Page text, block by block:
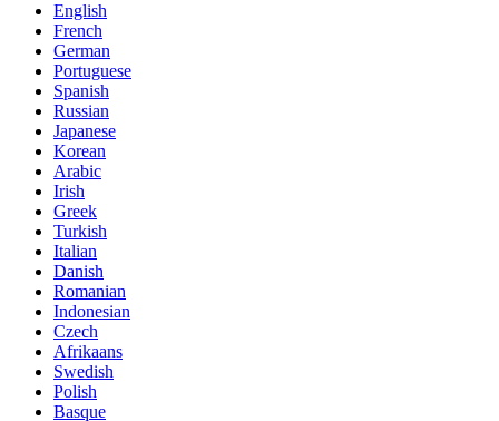
English
French
German
Portuguese
Spanish
Russian
Japanese
Korean
Arabic
Irish
Greek
Turkish
Italian
Danish
Romanian
Indonesian
Czech
Afrikaans
Swedish
Polish
Basque